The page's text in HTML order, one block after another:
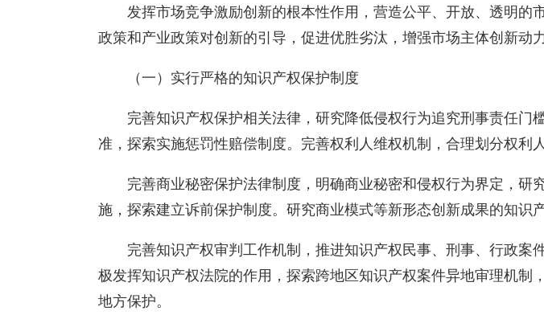
发挥市场竞争激励创新的根本性作用，营造公平、开放、透明的
政策和产业政策对创新的引导，促进优胜劣汰，增强市场主体创新动力
（一）实行严格的知识产权保护制度
完善知识产权保护相关法律，研究降低侵权行为追究刑事责任门
准，探索实施惩罚性赔偿制度。完善权利人维权机制，合理划分权利
完善商业秘密保护法律制度，明确商业秘密和侵权行为界定，研
施，探索建立诉前保护制度。研究商业模式等新形态创新成果的知识
完善知识产权审判工作机制，推进知识产权民事、刑事、行政案
极发挥知识产权法院的作用，探索跨地区知识产权案件异地审理机制
地方保护。